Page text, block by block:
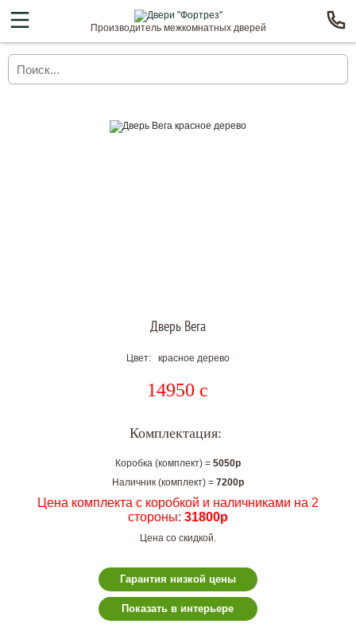
Производитель межкомнатных дверей
Дверь Вега
Цвет: красное дерево
14950 c
Комплектация:
Коробка (комплект) = 5050р
Наличник (комплект) = 7200р
Цена комплекта с коробкой и наличниками на 2
стороны: 31800р
Цена со скидкой.
Гарантия низкой цены
Показать в интерьере